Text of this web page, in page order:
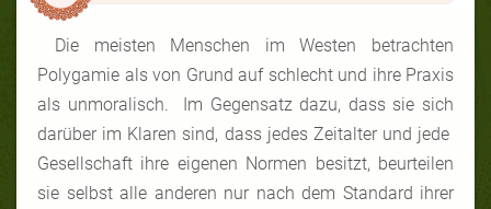
Die meisten Menschen im Westen betrachten
Polygamie als von Grund auf schlecht und ihre Praxis
als unmoralisch. Im Gegensatz dazu, dass sie sich
darüber im Klaren sind, dass jedes Zeitalter und jede
Gesellschaft ihre eigenen Normen besitzt, beurteilen
sie selbst alle anderen nur nach dem Standard ihrer